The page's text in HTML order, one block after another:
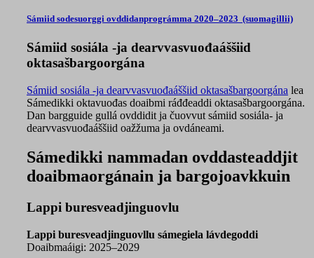
Sámiid sodesuorggi ovddidanprográmma 2020–2023 (suomagillii)
Sámiid sosiála -ja dearvvasvuođaáššiid
oktasašbargoorgána
Sámiid sosiála -ja dearvvasvuođaáššiid oktasašbargoorgána lea
Sámedikki oktavuođas doaibmi ráđđeaddi oktasašbargoorgána.
Dan bargguide gullá ovddidit ja čuovvut sámiid sosiála- ja
dearvvasvuođaáššiid oažžuma ja ovdáneami.
Sámedikki nammadan ovddasteaddjit
doaibmaorgánain ja bargojoavkkuin
Lappi buresveadjinguovlu
Lappi buresveadjinguovllu sámegiela lávdegoddi
Doaibmaáigi: 2025–2029